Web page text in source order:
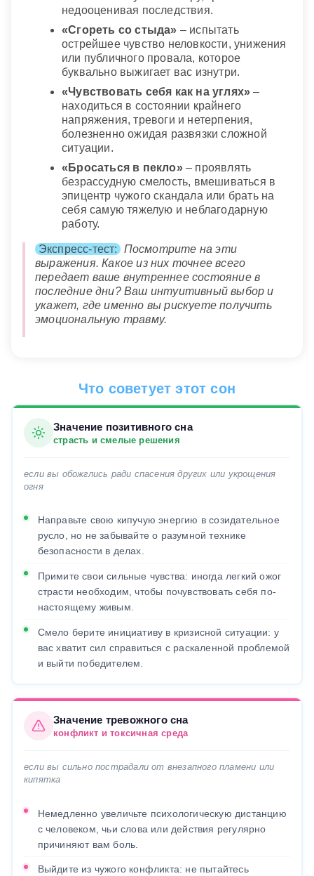
недооценивая последствия.
«Сгореть со стыда» – испытать
острейшее чувство неловкости, унижения
или публичного провала, которое
буквально выжигает вас изнутри.
«Чувствовать себя как на углях» –
находиться в состоянии крайнего
напряжения, тревоги и нетерпения,
болезненно ожидая развязки сложной
ситуации.
«Бросаться в пекло»– проявлять
безрассудную смелость, вмешиваться в
эпицентр чужого скандала или брать на
себя самую тяжелую и неблагодарную
работу.
Экспресс-тест:
Посмотрите на эти
выражения. Какое из них точнее всего
передает ваше внутреннее состояние в
последние дни? Ваш интуитивный выбор и
укажет, где именно вы рискуете получить
эмоциональную травму.
Что советует этот сон
Значение позитивного сна
страсть и смелые решения
если вы обожглись ради спасения других или укрощения
огня
Направьте свою кипучую энергию в созидательное
русло, но не забывайте о разумной технике
безопасности в делах.
Примите свои сильные чувства: иногда легкий ожог
страсти необходим, чтобы почувствовать себя по-
настоящему живым.
Смело берите инициативу в кризисной ситуации: у
вас хватит сил справиться с раскаленной проблемой
и выйти победителем.
Значение тревожного сна
конфликт и токсичная среда
если вы сильно пострадали от внезапного пламени или
кипятка
Немедленно увеличьте психологическую дистанцию
с человеком, чьи слова или действия регулярно
причиняют вам боль.
Выйдите из чужого конфликта: не пытайтесь